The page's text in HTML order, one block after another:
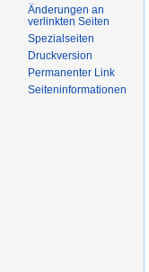
Änderungen an
verlinkten Seiten
Spezialseiten
Druckversion
Permanenter Link
Seiteninformationen